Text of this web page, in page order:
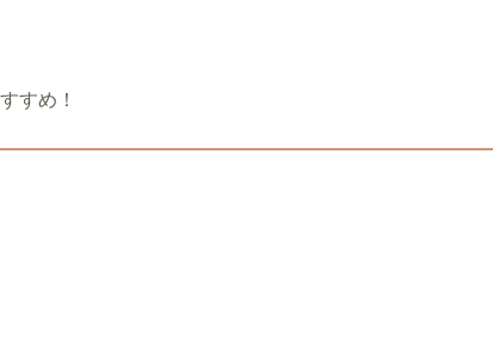
すめ！